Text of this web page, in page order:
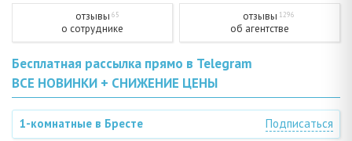
отзывы 65
о сотруднике
отзывы 1296
об агентстве
Бесплатная рассылка прямо в Telegram
ВСЕ НОВИНКИ + СНИЖЕНИЕ ЦЕНЫ
1-комнатные в Бресте Подписаться